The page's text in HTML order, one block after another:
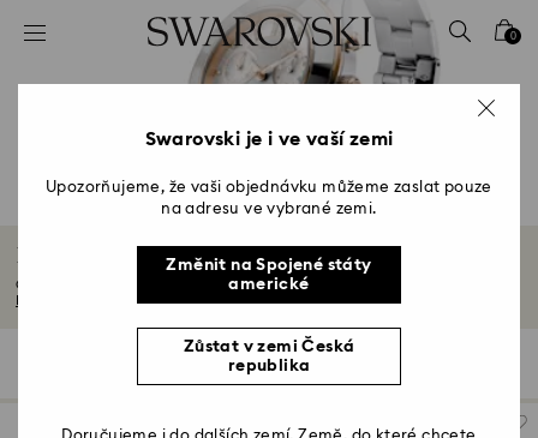
Seznam přístupových kódů
4 – Výsledky vyhledávání
0
Dárky k 11. výročí svatby
Oslavte 11. výročí svatby dárkem, který vyzařuje lásku. Prohlédněte si naši...
Filtr
Filtr
podle
Swarovski je i ve vaší zemi
Upozorňujeme, že vaši objednávku můžeme zaslat pouze
na adresu ve vybrané zemi.
Změnit na Spojené státy
americké
Zůstat v zemi Česká
republika